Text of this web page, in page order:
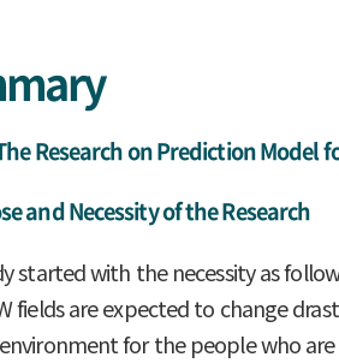
Research on Prediction Model
and Necessity of the Research
started with the necessity as
fields are expected to change
for the people who